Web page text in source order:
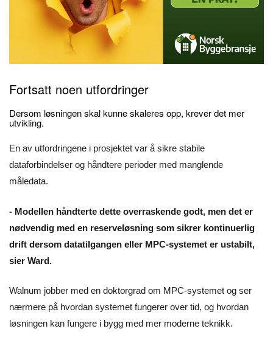
Fortsatt noen utfordringer
Dersom løsningen skal kunne skaleres opp, krever det mer
utvikling.
En av utfordringene i prosjektet var å sikre stabile
dataforbindelser og håndtere perioder med manglende
måledata.
- Modellen håndterte dette overraskende godt, men det er
nødvendig med en reserveløsning som sikrer kontinuerlig
drift dersom datatilgangen eller MPC-systemet er ustabilt,
sier Ward.
Walnum jobber med en doktorgrad om MPC-systemet og ser
nærmere på hvordan systemet fungerer over tid, og hvordan
løsningen kan fungere i bygg med mer moderne teknikk.